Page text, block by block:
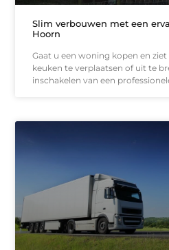
Slim verbouwen met een
Hoorn
Gaat u een woning kopen en
keuken te verplaatsen of uit te
inschakelen van een